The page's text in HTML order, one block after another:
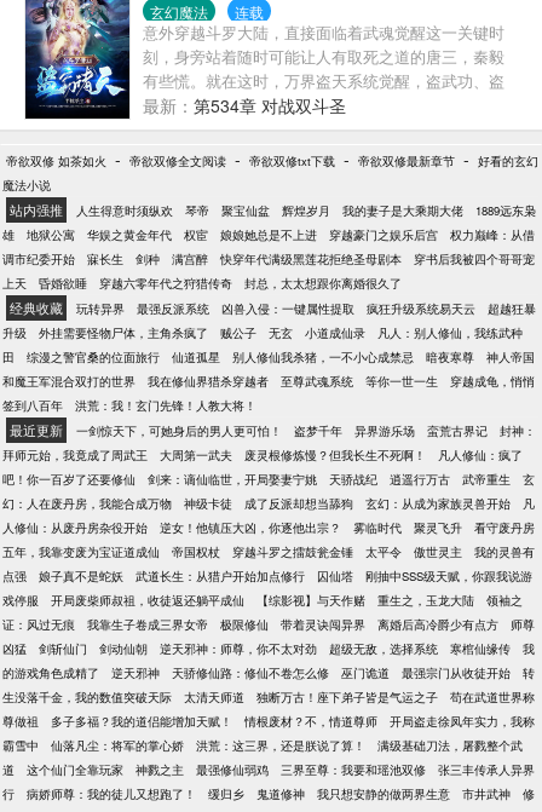
玄幻魔法 连载
意外穿越斗罗大陆，直接面临着武魂觉醒这一关键时
刻，身旁站着随时可能让人有取死之道的唐三，秦毅
有些慌。就在这时，万界盗天系统觉醒，盗武功、盗
魂骨、盗武魂、盗血脉等等等等，以及……妹子的芳
心。瞥了一眼身旁的唐三，秦毅嘿嘿一笑，默默收下
了唐三修炼了五六年，玄天宝录记载中的所有武功。
先天半级魂力的废物。
最新： 第534章 对战双斗圣
帝欲双修 如茶如火 - 帝欲双修全文阅读 - 帝欲双修txt下载 - 帝欲双修最新章节 - 好看的玄幻
魔法小说
站内强推 人生得意时须纵欢 琴帝 聚宝仙盆 辉煌岁月 我的妻子是大乘期大佬
1889远东枭
雄
地狱公寓 华娱之黄金年代 权宦 娘娘她总是不上进 穿越豪门之娱乐后宫
权力巅峰：从借
调市纪委开始
寐长生 剑种 满宫醉 快穿年代满级黑莲花拒绝圣母剧本
穿书后我被四个哥哥宠
上天
昏婚欲睡 穿越六零年代之狩猎传奇 封总，太太想跟你离婚很久了
经典收藏 玩转异界 最强反派系统 凶兽入侵：一键属性提取 疯狂升级系统易天云
超越狂暴
升级
外挂需要怪物尸体，主角杀疯了 贼公子 无玄 小道成仙录
凡人：别人修仙，我练武种
田
综漫之警官桑的位面旅行 仙道孤星 别人修仙我杀猪，一不小心成禁忌 暗夜寒尊
神人帝国
和魔王军混合双打的世界
我在修仙界猎杀穿越者 至尊武魂系统 等你一世一生
穿越成龟，悄悄
签到八百年
洪荒：我！玄门先锋！人教大将！
最近更新 一剑惊天下，可她身后的男人更可怕！ 盗梦千年 异界游乐场 蛮荒古界记
封神：
拜师元始，我竟成了周武王
大周第一武夫 废灵根修炼慢？但我长生不死啊！
凡人修仙：疯了
吧！你一百岁了还要修仙
剑来：谪仙临世，开局娶妻宁姚 天骄战纪 逍遥行万古 武帝重生
玄
幻：人在废丹房，我能合成万物
神级卡徒 成了反派却想当舔狗 玄幻：从成为家族灵兽开始
凡
人修仙：从废丹房杂役开始
逆女！他镇压大凶，你逐他出宗？ 雾临时代 聚灵飞升
看守废丹房
五年，我靠变废为宝证道成仙
帝国权杖 穿越斗罗之擂鼓瓮金锤 太平令 傲世灵主
我的灵兽有
点强
娘子真不是蛇妖 武道长生：从猎户开始加点修行 囚仙塔
刚抽中SSS级天赋，你跟我说游
戏停服
开局废柴师叔祖，收徒返还躺平成仙 【综影视】与天作赌 重生之，玉龙大陆
领袖之
证：风过无痕
我靠生子卷成三界女帝 极限修仙 带着灵诀闯异界 离婚后高冷爵少有点方
师尊
凶猛
剑斩仙门 剑动仙朝 逆天邪神：师尊，你不太对劲 超级无敌，选择系统 寒棺仙缘传
我
的游戏角色成精了
逆天邪神 天骄修仙路：修仙不卷怎么修 巫门诡道 最强宗门从收徒开始
转
生没落千金，我的数值突破天际
太清天师道 独断万古！座下弟子皆是气运之子
苟在武道世界称
尊做祖
多子多福？我的道侣能增加天赋！ 情根废材？不，情道尊师
开局盗走徐凤年实力，我称
霸雪中
仙落凡尘：将军的掌心娇 洪荒：这三界，还是朕说了算！
满级基础刀法，屠戮整个武
道
这个仙门全靠玩家 神戮之主 最强修仙弱鸡 三界至尊：我要和瑶池双修
张三丰传承人异界
行
病娇师尊：我的徒儿又想跑了！ 缓归乡 鬼道修神 我只想安静的做两界生意 市井武神
修